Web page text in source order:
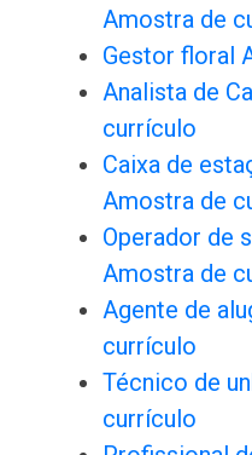
Amostra de
Gestor floral
Analista de
currículo
Caixa de
Amostra de
Operador de
Amostra de
Agente de
currículo
Técnico de
currículo